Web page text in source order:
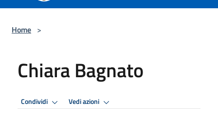
Home >
Chiara Bagnato
Condividi Vedi azioni